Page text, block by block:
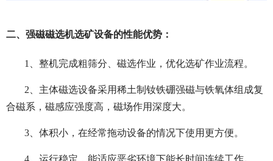
二、强磁磁选机选矿设备的性能优势：
1、整机完成粗筛分、磁选作业，优化选矿作业流程。
2、主体磁选设备采用稀土制钕铁硼强磁与铁氧体组成复
合磁系，磁感应强度高，磁场作用深度大。
3、体积小，在经常拖动设备的情况下使用更方便。